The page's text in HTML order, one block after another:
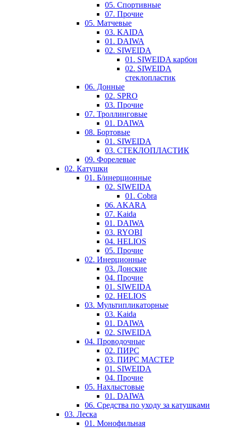
05. Спортивные
07. Прочие
05. Матчевые
03. KAIDA
01. DAIWA
02. SIWEIDA
01. SIWEIDA карбон
02. SIWEIDA
стеклопластик
06. Донные
02. SPRO
03. Прочие
07. Троллинговые
01. DAIWA
08. Бортовые
01. SIWEIDA
03. СТЕКЛОПЛАСТИК
09. Форелевые
02. Катушки
01. Б/инерционные
02. SIWEIDA
01. Cobra
06. AKARA
07. Kaida
01. DAIWA
03. RYOBI
04. HELIOS
05. Прочие
02. Инерционные
03. Донские
04. Прочие
01. SIWEIDA
02. HELIOS
03. Мультипликаторные
03. Kaida
01. DAIWA
02. SIWEIDA
04. Проводочные
02. ПИРС
03. ПИРС МАСТЕР
01. SIWEIDA
04. Прочие
05. Нахлыстовые
01. DAIWA
06. Средства по уходу за катушками
03. Леска
01. Монофильная